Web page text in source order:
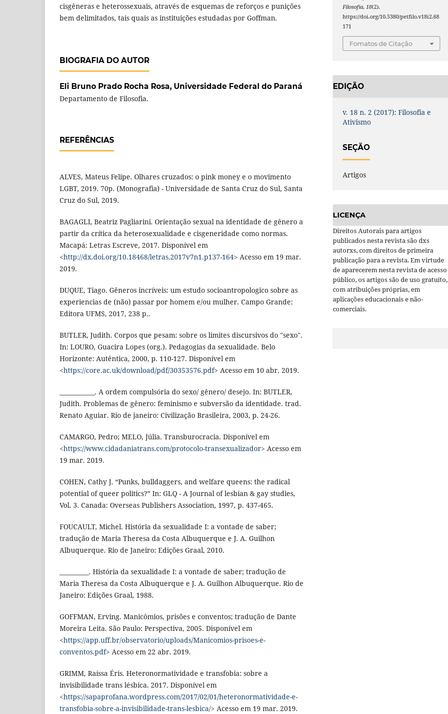
cisgêneras e heterossexuais, através de esquemas de reforços e punições
bem delimitados, tais quais as instituições estudadas por Goffman.
BIOGRAFIA DO AUTOR
Eli Bruno Prado Rocha Rosa, Universidade Federal do Paraná
Departamento de Filosofia.
REFERÊNCIAS
ALVES, Mateus Felipe. Olhares cruzados: o pink money e o movimento
LGBT, 2019. 70p. (Monografia) - Universidade de Santa Cruz do Sul, Santa
Cruz do Sul, 2019.
BAGAGLI, Beatriz Pagliarini. Orientação sexual na identidade de gênero a
partir da crítica da heterosexualidade e cisgeneridade como normas.
Macapá: Letras Escreve, 2017. Disponível em
<http://dx.doi.org/10.18468/letras.2017v7n1.p137-164> Acesso em 19 mar.
2019.
DUQUE, Tiago. Gêneros incríveis: um estudo socioantropologico sobre as
experiencias de (não) passar por homem e/ou mulher. Campo Grande:
Editora UFMS, 2017, 238 p..
BUTLER, Judith. Corpos que pesam: sobre os limites discursivos do "sexo".
In: LOURO, Guacira Lopes (org.). Pedagogias da sexualidade. Belo
Horizonte: Autêntica, 2000, p. 110-127. Disponível em
<https://core.ac.uk/download/pdf/30353576.pdf> Acesso em 10 abr. 2019.
____________. A ordem compulsória do sexo/ gênero/ desejo. In: BUTLER,
Judith. Problemas de gênero: feminismo e subversão da identidade. trad.
Renato Aguiar. Rio de janeiro: Civilização Brasileira, 2003, p. 24-26.
CAMARGO, Pedro; MELO, Júlia. Transburocracia. Disponível em
<https://www.cidadaniatrans.com/protocolo-transexualizador> Acesso em
19 mar. 2019.
COHEN, Cathy J. “Punks, bulldaggers, and welfare queens: the radical
potential of queer politics?” In: GLQ - A Journal of lesbian & gay studies,
Vol. 3. Canada: Overseas Publishers Association, 1997, p. 437-465.
FOUCAULT, Michel. História da sexualidade I: a vontade de saber;
tradução de Maria Theresa da Costa Albuquerque e J. A. Guilhon
Albuquerque. Rio de Janeiro: Edições Graal, 2010.
__________. História da sexualidade I: a vontade de saber; tradução de
Maria Theresa da Costa Albuquerque e J. A. Guilhon Albuquerque. Rio de
Janeiro: Edições Graal, 1988.
GOFFMAN, Erving. Manicômios, prisões e conventos; tradução de Dante
Moreira Leita. São Paulo: Perspectiva, 2005. Disponível em
<https://app.uff.br/observatorio/uploads/Manicomios-prisoes-e-
conventos.pdf> Acesso em 22 abr. 2019.
GRIMM, Raíssa Éris. Heteronormatividade e transfobia: sobre a
invisibilidade trans lésbica. 2017. Disponível em
<https://sapaprofana.wordpress.com/2017/02/01/heteronormatividade-e-
transfobia-sobre-a-invisibilidade-trans-lesbica/> Acesso em 19 mar. 2019.
Filosofia,18(2).
https://doi.org/10.5380/petfilo.v18i2.68
171
Fomatos de Citação
EDIÇÃO
v. 18 n. 2 (2017): Filosofia e
Ativismo
SEÇÃO
Artigos
LICENÇA
Direitos Autorais para artigos
publicados nesta revista são dxs
autorxs, com direitos de primeira
publicação para a revista. Em virtude
de aparecerem nesta revista de acesso
público, os artigos são de uso gratuito,
com atribuições próprias, em
aplicações educacionais e não-
comerciais.